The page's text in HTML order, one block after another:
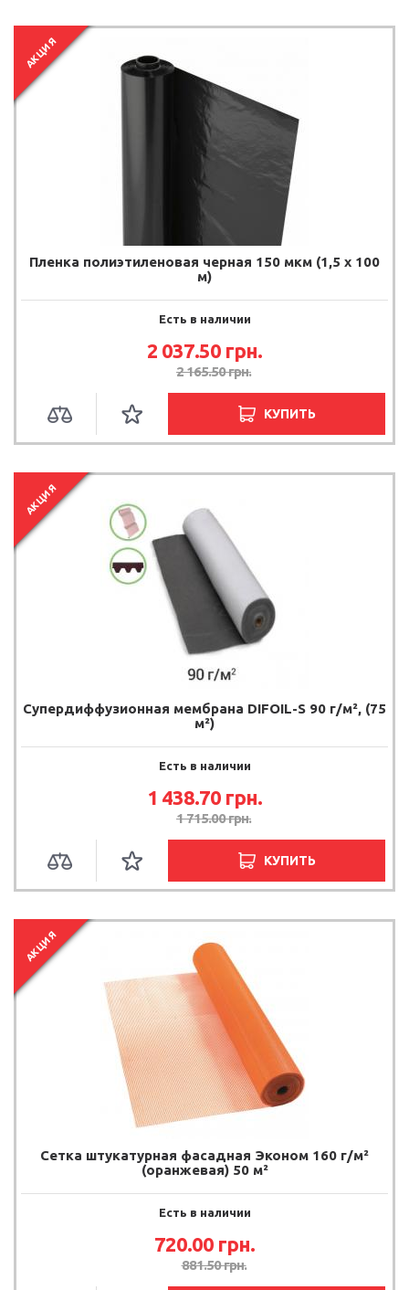
АКЦИЯ
Пленка полиэтиленовая черная 150 мкм (1,5 х 100
м)
Есть в наличии
2 037.50 грн.
2 165.50 грн.
КУПИТЬ
АКЦИЯ
Супердиффузионная мембрана DIFOIL-S 90 г/м², (75
м²)
Есть в наличии
1 438.70 грн.
1 715.00 грн.
КУПИТЬ
АКЦИЯ
Сетка штукатурная фасадная Эконом 160 г/м²
(оранжевая) 50 м²
Есть в наличии
720.00 грн.
881.50 грн.